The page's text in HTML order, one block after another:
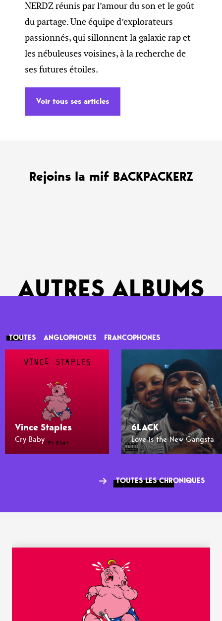
NERDZ réunis par l’amour du son et le goût
du partage. Une équipe d’explorateurs
passionnés, qui sillonnent la galaxie rap et
les nébuleuses voisines, à la recherche de
ses futures étoiles.
Voir tous ses articles
Rejoins la mif BACKPACKERZ
AUTRES ALBUMS
TOUTES ANGLOPHONES FRANCOPHONES
Vince Staples
Cry Baby
6LACK
Love is the New Gangsta
TOUTES LES CHRONIQUES
WANT MORE ?